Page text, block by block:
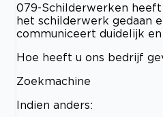
079-Schilderwerken
het schilderwerk gedaan
communiceert duidelijk
Hoe heeft u ons bedrijf
Zoekmachine
Indien anders: